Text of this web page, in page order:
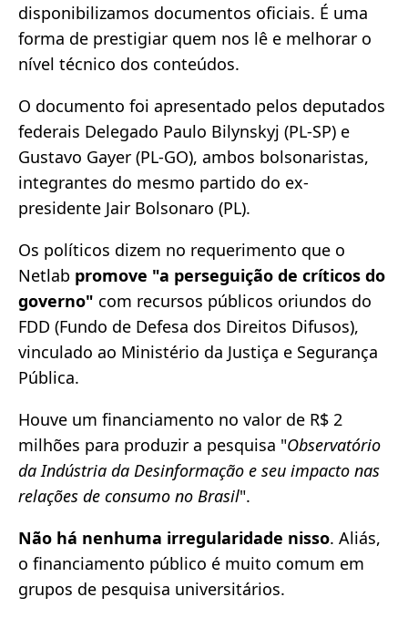
disponibilizamos documentos oficiais. É uma
forma de prestigiar quem nos lê e melhorar o
nível técnico dos conteúdos.
O documento foi apresentado pelos deputados
federais Delegado Paulo Bilynskyj (PL-SP) e
Gustavo Gayer (PL-GO), ambos bolsonaristas,
integrantes do mesmo partido do ex-
presidente Jair Bolsonaro (PL).
Os políticos dizem no requerimento que o
Netlab promove "a perseguição de críticos do
governo" com recursos públicos oriundos do
FDD (Fundo de Defesa dos Direitos Difusos),
vinculado ao Ministério da Justiça e Segurança
Pública.
Houve um financiamento no valor de R$ 2
milhões para produzir a pesquisa "Observatório
da Indústria da Desinformação e seu impacto nas
relações de consumo no Brasil".
Não há nenhuma irregularidade nisso. Aliás,
o financiamento público é muito comum em
grupos de pesquisa universitários.